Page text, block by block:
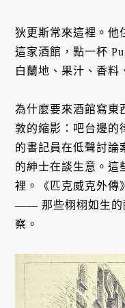
狄更斯常來這裡。他
這家酒館，點一杯
白蘭地、果汁、香料
為什麼要來酒館寫東
敦的縮影：吧台邊的
的書記員在低聲討論
的紳士在談生意。這
裡。《匹克威克外傳
—— 那些栩栩如生的
察。